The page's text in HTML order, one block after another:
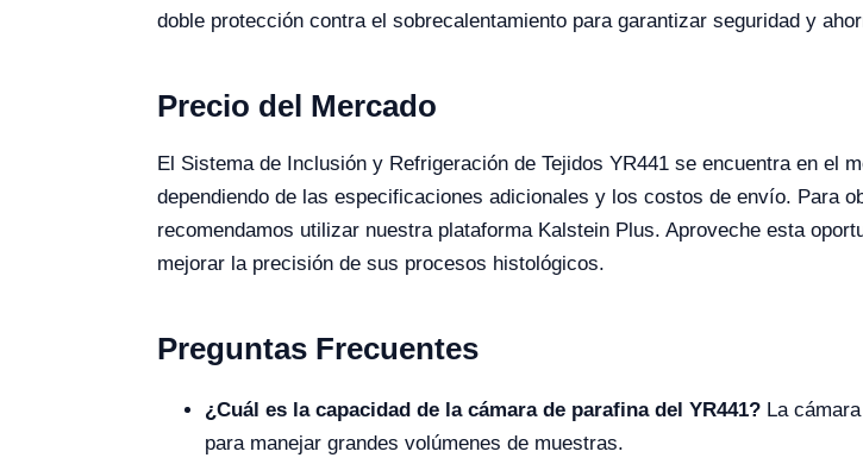
doble protección contra el sobrecalentamiento para garantizar seguridad y
Precio del Mercado
El Sistema de Inclusión y Refrigeración de Tejidos YR441 se encuentra en el
dependiendo de las especificaciones adicionales y los costos de envío. Para
recomendamos utilizar nuestra plataforma Kalstein Plus. Aproveche esta
mejorar la precisión de sus procesos histológicos.
Preguntas Frecuentes
¿Cuál es la capacidad de la cámara de parafina del YR441? La
para manejar grandes volúmenes de muestras.